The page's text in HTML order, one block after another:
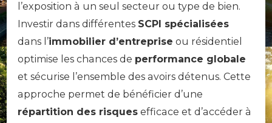
l’exposition à un seul secteur ou type de bien.
Investir dans différentes SCPI spécialisées
dans l’immobilier d’entreprise ou résidentiel
optimise les chances de performance globale
et sécurise l’ensemble des avoirs détenus. Cette
approche permet de bénéficier d’une
répartition des risques efficace et d’accéder à